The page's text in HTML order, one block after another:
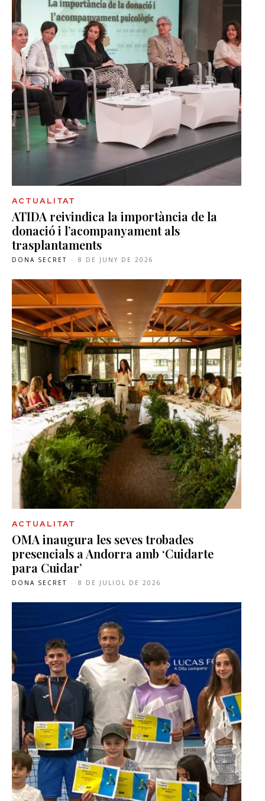
ACTUALITAT
ATIDA reivindica la importància de la
donació i l’acompanyament als
trasplantaments
DONA SECRET - 8 DE JUNY DE 2026
ACTUALITAT
OMA inaugura les seves trobades
presencials a Andorra amb ‘Cuidarte
para Cuidar’
DONA SECRET - 8 DE JULIOL DE 2026